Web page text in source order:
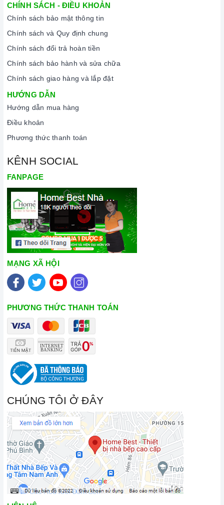
CHÍNH SÁCH - ĐIỀU KHOẢN
Chính sách bảo mật thông tin
Chính sách và Quy định chung
Chính sách đổi trả hoàn tiền
Chính sách bảo hành và sửa chữa
Chính sách giao hàng và lắp đặt
HƯỚNG DẪN
Hướng dẫn mua hàng
Điều khoản
Phương thức thanh toán
KÊNH SOCIAL
FANPAGE
MẠNG XÃ HỘI
PHƯƠNG THỨC THANH TOÁN
CHÚNG TÔI Ở ĐÂY